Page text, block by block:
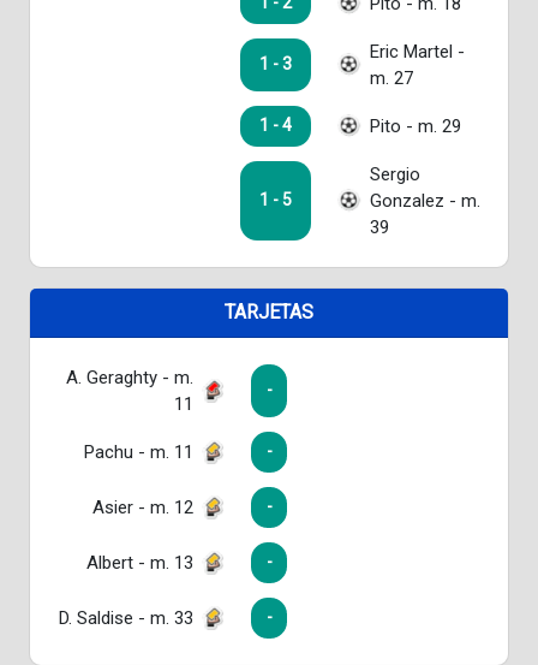
1 - 3
Eric Martel -
m. 27
1 - 4 Pito - m. 29
1 - 5
Sergio
Gonzalez - m.
39
TARJETAS
A. Geraghty - m.
11
-
Pachu - m. 11 -
Asier - m. 12 -
Albert - m. 13 -
D. Saldise - m. 33 -